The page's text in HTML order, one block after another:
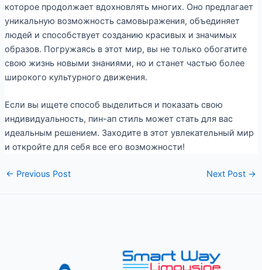
которое продолжает вдохновлять многих. Оно предлагает
уникальную возможность самовыражения, объединяет
людей и способствует созданию красивых и значимых
образов. Погружаясь в этот мир, вы не только обогатите
свою жизнь новыми знаниями, но и станет частью более
широкого культурного движения.
Если вы ищете способ выделиться и показать свою
индивидуальность, пин-ап стиль может стать для вас
идеальным решением. Заходите в этот увлекательный мир
и откройте для себя все его возможности!
← Previous Post Next Post →